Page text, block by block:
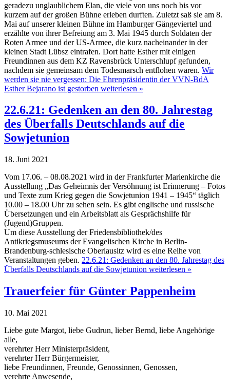
geradezu unglaublichem Elan, die viele von uns noch bis vor
kurzem auf der großen Bühne erleben durften. Zuletzt saß sie am 8.
Mai auf unserer kleinen Bühne im Hamburger Gängeviertel und
erzählte von ihrer Befreiung am 3. Mai 1945 durch Soldaten der
Roten Armee und der US-Armee, die kurz nacheinander in der
kleinen Stadt Lübsz eintrafen. Dort hatte Esther mit einigen
Freundinnen aus dem KZ Ravensbrück Unterschlupf gefunden,
nachdem sie gemeinsam dem Todesmarsch entflohen waren. Wir
werden sie nie vergessen: Die Ehrenpräsidentin der VVN-BdA
Esther Bejarano ist gestorben weiterlesen »
22.6.21: Gedenken an den 80. Jahrestag
des Überfalls Deutschlands auf die
Sowjetunion
18. Juni 2021
Vom 17.06. – 08.08.2021 wird in der Frankfurter Marienkirche die
Ausstellung „Das Geheimnis der Versöhnung ist Erinnerung – Fotos
und Texte zum Krieg gegen die Sowjetunion 1941 – 1945“ täglich
10.00 – 18.00 Uhr zu sehen sein. Es gibt englische und russische
Übersetzungen und ein Arbeitsblatt als Gesprächshilfe für
(Jugend)Gruppen.
Um diese Ausstellung der Friedensbibliothek/des
Antikriegsmuseums der Evangelischen Kirche in Berlin-
Brandenburg-schlesische Oberlausitz wird es eine Reihe von
Veranstaltungen geben. 22.6.21: Gedenken an den 80. Jahrestag des
Überfalls Deutschlands auf die Sowjetunion weiterlesen »
Trauerfeier für Günter Pappenheim
10. Mai 2021
Liebe gute Margot, liebe Gudrun, lieber Bernd, liebe Angehörige
alle,
verehrter Herr Ministerpräsident,
verehrter Herr Bürgermeister,
liebe Freundinnen, Freunde, Genossinnen, Genossen,
verehrte Anwesende,